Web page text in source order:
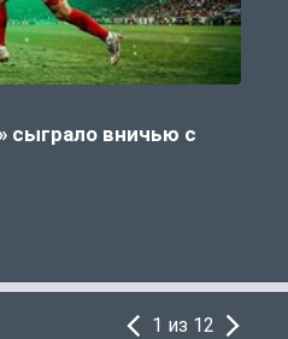
сыграло вничью с
1 из 12